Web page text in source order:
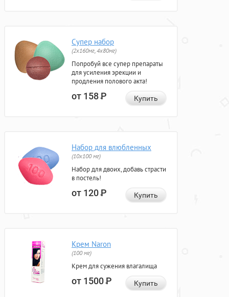
Супер набор
(2х160мг, 4х80мг)
Попробуй все супер препараты
для усиления эрекции и
продления полового акта!
от 158Р Купить
Набор для влюбленных
(10х100 мг)
Набор для двоих, добавь страсти
в постель!
от 120Р Купить
Крем Naron
(100 мг)
Крем для сужения влагалища
от 1500Р Купить